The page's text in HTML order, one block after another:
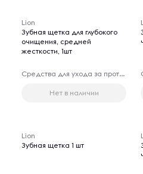
Lion
Зубная щетка для глубокого
очищения, средней
жесткости, 1шт
Средства для ухода за протезами
Нет в наличии
Lion
Зубная щетка 1 шт